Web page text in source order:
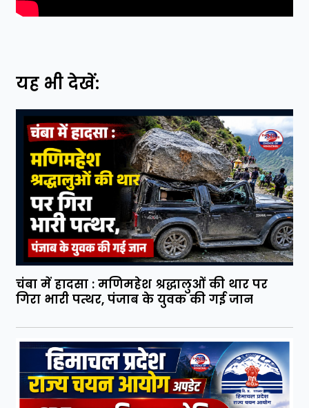
यह भी देखें:
चंबा में हादसा : मणिमहेश श्रद्धालुओं की थार पर
गिरा भारी पत्थर, पंजाब के युवक की गई जान